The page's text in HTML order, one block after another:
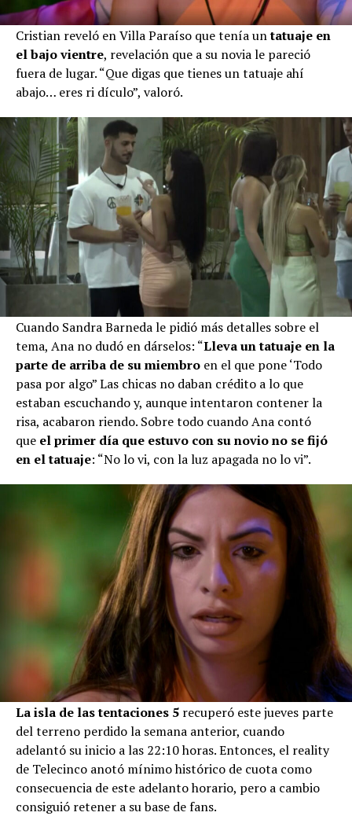
Cristian reveló en Villa Paraíso que tenía untatuaje en
el bajo vientre, revelación que a su novia le pareció
fuera de lugar. “Que digas que tienes un tatuaje ahí
abajo… eres ri dículo”, valoró.
Cuando Sandra Barneda le pidió más detalles sobre el
tema, Ana no dudó en dárselos: “Lleva un tatuaje en la
parte de arriba de su miembro en el que pone ‘Todo
pasa por algo” Las chicas no daban crédito a lo que
estaban escuchando y, aunque intentaron contener la
risa, acabaron riendo. Sobre todo cuando Ana contó
que el primer día que estuvo con su novio no se fijó
en el tatuaje: “No lo vi, con la luz apagada no lo vi”.
La isla de las tentaciones 5 recuperó este jueves parte
del terreno perdido la semana anterior, cuando
adelantó su inicio a las 22:10 horas. Entonces, el reality
de Telecinco anotó mínimo histórico de cuota como
consecuencia de este adelanto horario, pero a cambio
consiguió retener a su base de fans.